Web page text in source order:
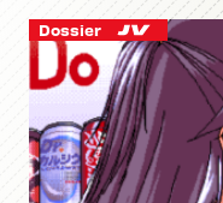
Dossier